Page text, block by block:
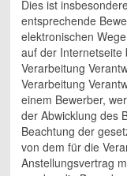
Dies ist
entsprechende
elektronischen
auf der Internetseite
Verarbeitung
Verarbeitung
einem Bewerber,
der Abwicklung des
Beachtung der
von dem für die
Anstellungsvertrag